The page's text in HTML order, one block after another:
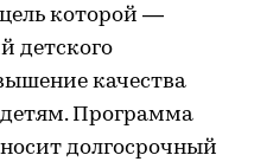
которой —
детского
качества
Программа
долгосрочный